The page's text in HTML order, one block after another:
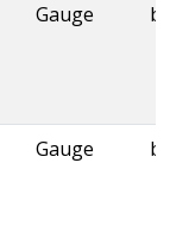
Gauge
Gauge